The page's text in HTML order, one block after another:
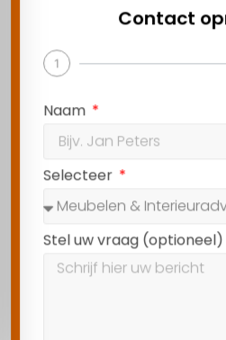
Contact
1
Naam
Selecteer
Stel uw vraag (optioneel)